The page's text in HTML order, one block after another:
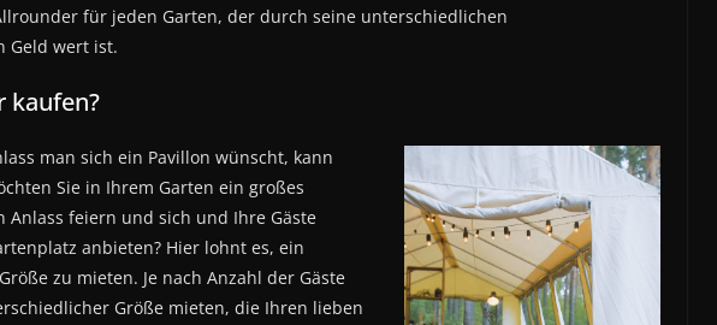
für jeden Garten, der durch seine unterschiedlichen
Geld wert ist.
kaufen?
man sich ein Pavillon wünscht, kann
Sie in Ihrem Garten ein großes
Anlass feiern und sich und Ihre Gäste
anbieten? Hier lohnt es, ein
zu mieten. Je nach Anzahl der Gäste
Größe mieten, die Ihren lieben